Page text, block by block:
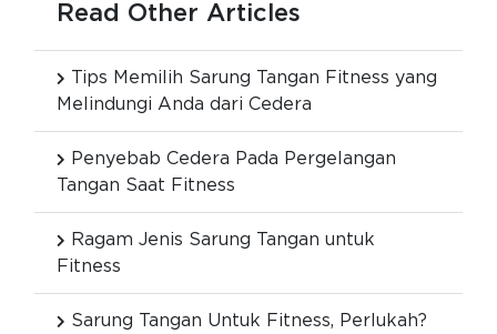
Read Other Articles
Tips Memilih Sarung Tangan Fitness yang
Melindungi Anda dari Cedera
Penyebab Cedera Pada Pergelangan
Tangan Saat Fitness
Ragam Jenis Sarung Tangan untuk
Fitness
Sarung Tangan Untuk Fitness, Perlukah?